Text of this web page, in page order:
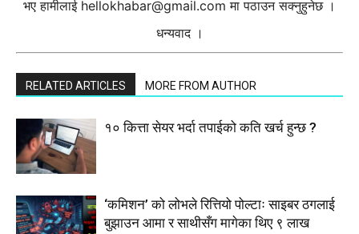
भए हामीलाई hellokhabar@gmail.com मा पठाउन सक्नुहुनेछ ।
धन्यवाद ।
RELATED ARTICLES MORE FROM AUTHOR
१० कित्ता सेयर भर्दा तपाईको कति खर्च हुन्छ ?
‘कमिशन’ को लोभले रित्तियो पोल्टाः साइबर ठगलाई
बुझाउन आमा र साथीसँग मागेका थिए ९ लाख